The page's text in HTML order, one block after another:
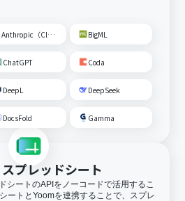
Anthropic（Claude） BigML
ChatGPT Coda
DeepL DeepSeek
DocsFold Gamma
プレッドシート
シートのAPIをノーコードで活用するこ
ートとYoomを連携することで、スプレ